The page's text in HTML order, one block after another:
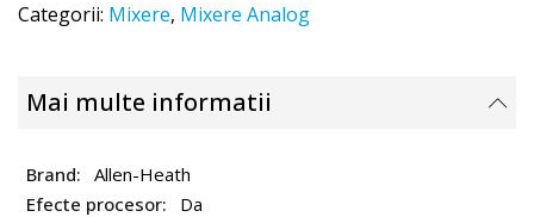
Categorii: Mixere, Mixere Analog
Mai multe informatii
Allen-Heath
Da